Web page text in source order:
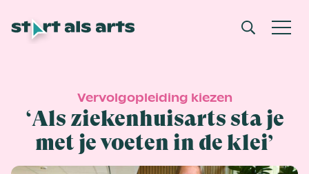
Vervolgopleiding kiezen
‘Als ziekenhuisarts sta je
met je voeten in de klei’